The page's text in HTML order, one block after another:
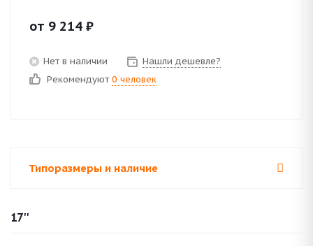
от 9 214 ₽
Нет в наличии
Нашли дешевле?
Рекомендуют 0 человек
Типоразмеры и наличие
17''